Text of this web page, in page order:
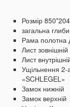
Розмір
загальна
Рама полотна
Лист
Лист
Ущільнення 2-
«SCHLEGEL»
Замок нижній
Замок верхній